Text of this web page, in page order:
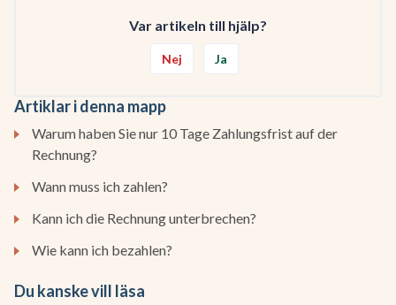
Var artikeln till hjälp?
Nej Ja
Artiklar i denna mapp
Warum haben Sie nur 10 Tage Zahlungsfrist auf der
Rechnung?
Wann muss ich zahlen?
Kann ich die Rechnung unterbrechen?
Wie kann ich bezahlen?
Du kanske vill läsa